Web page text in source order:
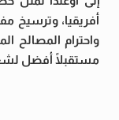
أفريقيا، وترسيخ
واحترام المصالح
مستقبلًا أفضل